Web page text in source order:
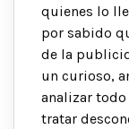
quienes lo
por sabido
de la
un curioso,
analizar todo
tratar